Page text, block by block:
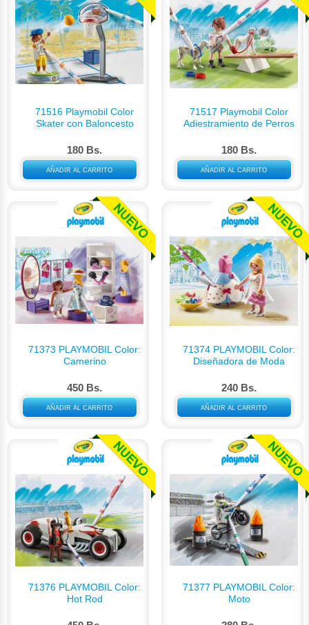
71516 Playmobil Color
Skater con Baloncesto
180 Bs.
AÑADIR AL CARRITO
71517 Playmobil Color
Adiestramiento de Perros
180 Bs.
AÑADIR AL CARRITO
71373 PLAYMOBIL Color:
Camerino
450 Bs.
AÑADIR AL CARRITO
71374 PLAYMOBIL Color:
Diseñadora de Moda
240 Bs.
AÑADIR AL CARRITO
71376 PLAYMOBIL Color:
Hot Rod
71377 PLAYMOBIL Color:
Moto